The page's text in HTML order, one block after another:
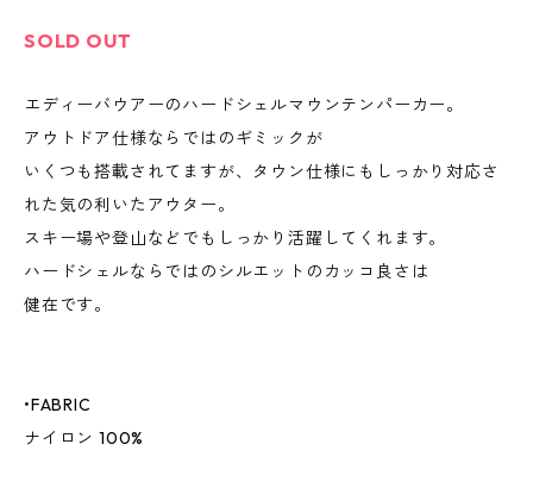
SOLD OUT
エディーバウアーのハードシェルマウンテンパーカー。
アウトドア仕様ならではのギミックが
いくつも搭載されてますが、タウン仕様にもしっかり対応さ
れた気の利いたアウター。
スキー場や登山などでもしっかり活躍してくれます。
ハードシェルならではのシルエットのカッコ良さは
健在です。
•FABRIC
ナイロン 100%